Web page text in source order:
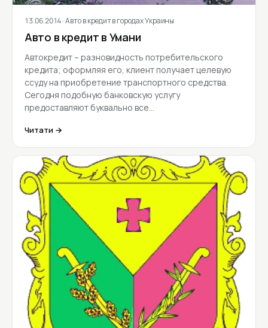
13.06.2014· Авто в кредит в городах Украины
Авто в кредит в Умани
Автокредит – разновидность потребительского
кредита; оформляя его, клиент получает целевую
ссуду на приобретение транспортного средства.
Сегодня подобную банковскую услугу
предоставляют буквально все…
Читати →